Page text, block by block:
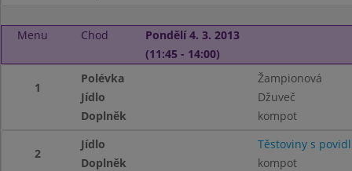
Menu Chod
Pondělí 4. 3. 2013
(11:45 - 14:00)
1
Polévka
Žampionová
Jídlo
Džuveč
Doplněk
kompot
2
Jídlo
Těstoviny s
Doplněk
kompot